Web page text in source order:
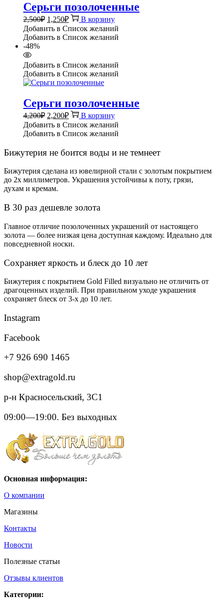
Серьги позолоченные
2,500₽ Первоначальная
цена
составляла
1,250₽Текущая
цена:
1,250₽.
В корзину
Добавить в Список желаний
Добавить в Список желаний
-48%
Добавить в Список желаний
Добавить в Список желаний
Серьги позолоченные
4,200₽ Первоначальная
цена
составляла
2,200₽Текущая
цена:
2,200₽.
В корзину
Добавить в Список желаний
Добавить в Список желаний
Бижутерия не боится воды и не темнеет
Бижутерия сделана из ювелирной стали с золотым покрытием
до 2х миллиметров. Украшения устойчивы к поту, грязи,
духам и кремам.
В 30 раз дешевле золота
Главное отличие позолоченных украшений от настоящего
золота — более низкая цена доступная каждому. Идеально для
повседневной носки.
Сохраняет яркость и блеск до 10 лет
Бижутерия с покрытием Gold Filled визуально не отличить от
драгоценных изделий. При правильном уходе украшения
сохраняет блеск от 3-х до 10 лет.
Instagram
Facebook
+7 926 690 1465
shop@extragold.ru
р-н Красносельский, 3С1
09:00—19:00. Без выходных
Основная информация:
О компании
Магазины
Контакты
Новости
Полезные статьи
Отзывы клиентов
Категории: